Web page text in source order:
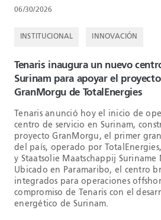
06/30/2026
INSTITUCIONAL INNOVACIÓN
Tenaris inaugura un nuevo
Surinam para apoyar el
GranMorgu de TotalEnergies
Tenaris anunció hoy el inicio de
centro de servicio en Surinam,
proyecto GranMorgu, el primer
del país, operado por
y Staatsolie Maatschappij Suriname
Ubicado en Paramaribo, el centro
integrados para operaciones
compromiso de Tenaris con el
energético de Surinam.